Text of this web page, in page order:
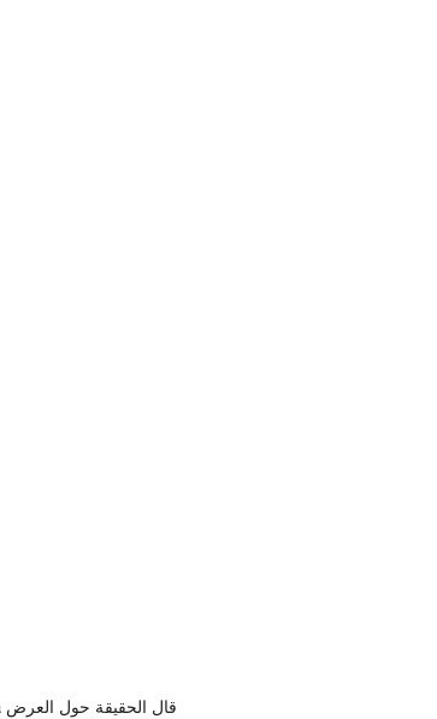
ما هو مخفي في البيت 2 من الكاميرات: Olesya Lisovskaya قال الحقيقة حول العرض